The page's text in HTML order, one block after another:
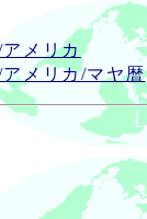
メリカ
メリカ/マヤ暦